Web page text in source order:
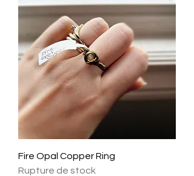
Fire Opal Copper Ring
Rupture de stock